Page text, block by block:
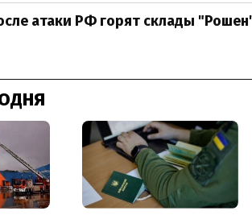
атаки РФ горят склады